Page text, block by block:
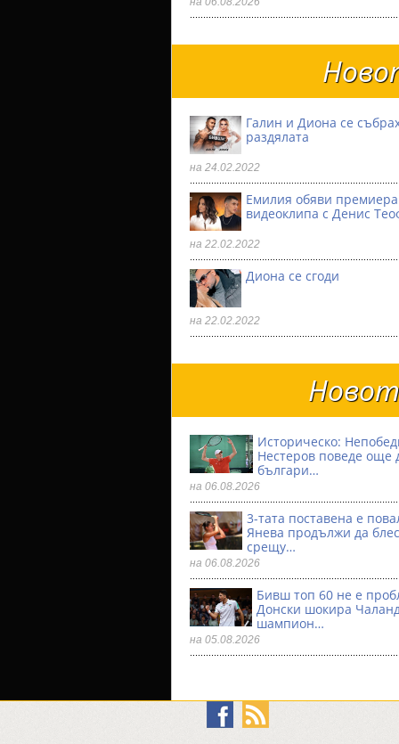
Галин и Диона се
раздялата
на 24.02.2022
Емилия обяви
видеоклипа с Денис
на 22.02.2022
Диона се сгоди
на 22.02.2022
Историческо:
Нестеров поведе още
българи…
на 06.08.2026
3-тата поставена е
Янева продължи да
срещу…
на 06.08.2026
Бивш топ 60 не е
Донски шокира
шампион…
на 05.08.2026